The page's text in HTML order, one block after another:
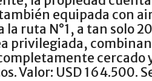
equipada con
la ruta N°1, a tan solo
privilegiada,
cercado
Valor: USD 164.500.